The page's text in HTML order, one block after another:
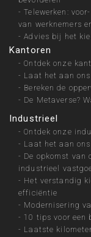
-Telewerken:
van werknemers
-Advies bij het
Kantoren
-Ontdek onze
- Laat het aan
- Bereken de
- De Metaverse?
Industrieel
-Ontdek onze
- Laat het aan
- De opkomst van
industrieel
- Het verstandig
efficiëntie
- Modernisering
- 10 tips voor een
- Laatste